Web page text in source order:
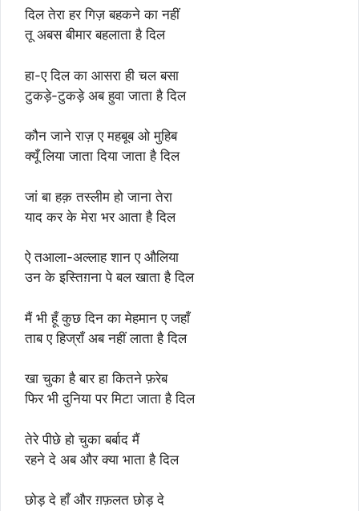
दिल तेरा हर गिज़ बहकने का नहीं
तू अबस बीमार बहलाता है दिल
हा-ए दिल का आसरा ही चल बसा
टुकड़े-टुकड़े अब हुवा जाता है दिल
कौन जाने राज़ ए महबूब ओ मुहिब
क्यूँ लिया जाता दिया जाता है दिल
जां बा हक़ तस्लीम हो जाना तेरा
याद कर के मेरा भर आता है दिल
ऐ तआला-अल्लाह शान ए औलिया
उन के इस्तिग़ना पे बल खाता है दिल
मैं भी हूँ कुछ दिन का मेहमान ए जहाँ
ताब ए हिज्राँ अब नहीं लाता है दिल
खा चुका है बार हा कितने फ़रेब
फिर भी दुनिया पर मिटा जाता है दिल
तेरे पीछे हो चुका बर्बाद मैं
रहने दे अब और क्या भाता है दिल
छोड़ दे हाँ और ग़फ़लत छोड़ दे